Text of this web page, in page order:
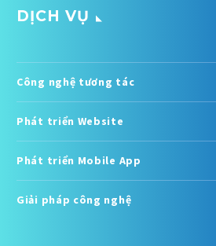
DỊCH VỤ
Công nghệ tương tác
Phát triển Website
Phát triển Mobile App
Giải pháp công nghệ